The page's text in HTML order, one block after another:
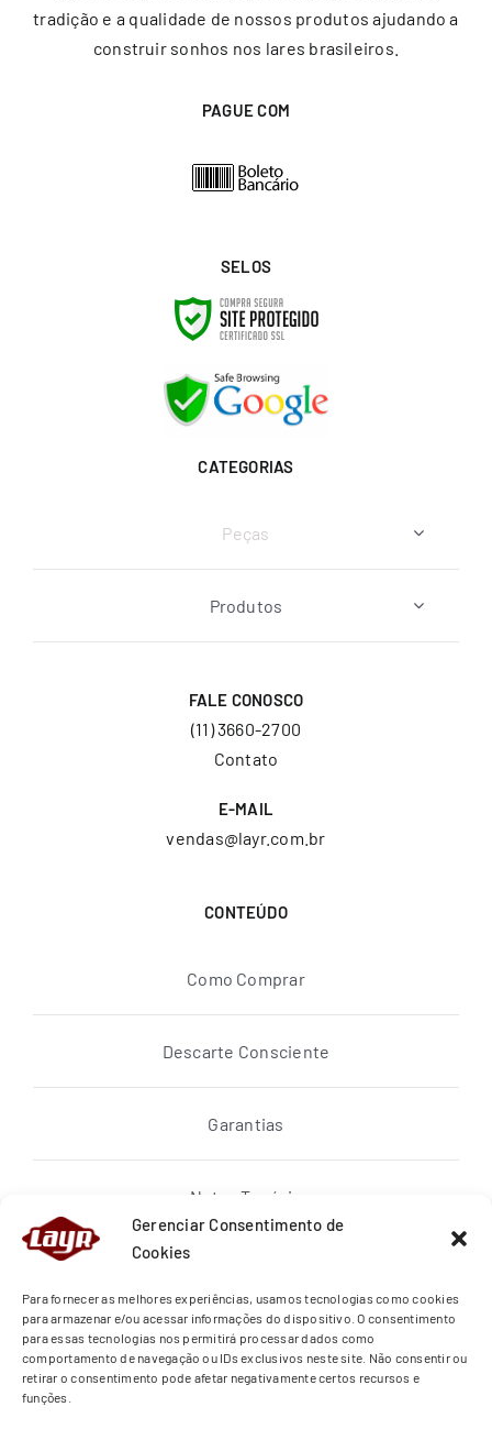
Gerenciar Consentimento de
Cookies
Para fornecer as melhores experiências, usamos tecnologias como cookies
para armazenar e/ou acessar informações do dispositivo. O consentimento
para essas tecnologias nos permitirá processar dados como
comportamento de navegação ou IDs exclusivos neste site. Não consentir ou
retirar o consentimento pode afetar negativamente certos recursos e
funções.
tradição e a qualidade de nossos produtos ajudando a
construir sonhos nos lares brasileiros.
PAGUE COM
SELOS
CATEGORIAS
Peças
Produtos
FALE CONOSCO
(11) 3660-2700
Contato
E-MAIL
vendas@layr.com.br
CONTEÚDO
Como Comprar
Descarte Consciente
Garantias
Notas Topázio
Quem Somos